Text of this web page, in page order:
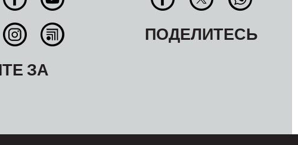
ЗА
ПОДЕЛИТЕСЬ